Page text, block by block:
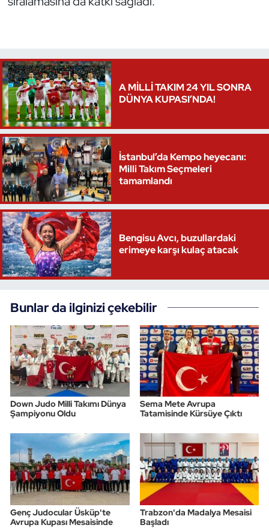
A MİLLİ TAKIM 24 YIL SONRA
DÜNYA KUPASI’NDA!
İstanbul’da Kempo heyecanı:
Milli Takım Seçmeleri
tamamlandı
Bengisu Avcı, buzullardaki
erimeye karşı kulaç atacak
Bunlar da ilginizi çekebilir
Down Judo Milli Takımı Dünya
Şampiyonu Oldu
Sema Mete Avrupa
Tatamisinde Kürsüye Çıktı
Genç Judocular Üsküp'te
Avrupa Kupası Mesaisinde
Trabzon'da Madalya Mesaisi
Başladı
Paralimpik
Ragbi
Satranç
Su Topu
Sualtı Sporları
Tekvando
Tenis
Voleybol
Vücut Geliştirme Fitness
Wushu Kungfu
Yelken
Yüzme